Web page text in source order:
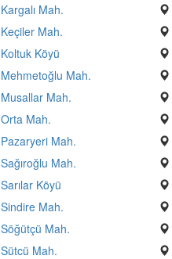
Kargalı Mah.
Keçiler Mah.
Koltuk Köyü
Mehmetoğlu Mah.
Musallar Mah.
Orta Mah.
Pazaryeri Mah.
Sağıroğlu Mah.
Sarılar Köyü
Sindire Mah.
Söğütçü Mah.
Sütcü Mah.